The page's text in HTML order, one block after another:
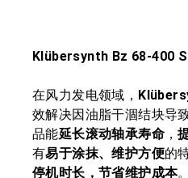
Klübersynth Bz 68-400 S
在风力发电领域，
效解决因油脂干涸结块导
品能延长滚动轴承寿命 ，
有易于涂抹、维护方便的
停机时长，节省维护成本。